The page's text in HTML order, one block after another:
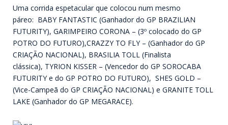
Uma corrida espetacular que colocou num mesmo
páreo: BABY FANTASTIC (Ganhador do GP BRAZILIAN
FUTURITY), GARIMPEIRO CORONA – (3º colocado do GP
POTRO DO FUTURO),CRAZZY TO FLY – (Ganhador do GP
CRIAÇÃO NACIONAL), BRASILIA TOLL (Finalista
clássica), TYRION KISSER – (Vencedor do GP SOROCABA
FUTURITY e do GP POTRO DO FUTURO), SHES GOLD –
(Vice-Campeã do GP CRIAÇÃO NACIONAL) e GRANITE TOLL
LAKE (Ganhador do GP MEGARACE).